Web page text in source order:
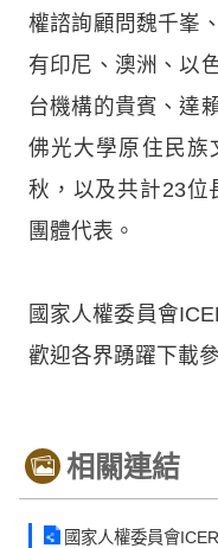
權諮詢顧問魏千峯
有印尼、澳洲、以
台機構的貴賓、達
佛光大學原住民族
秋，以及共計23位
團體代表。
國家人權委員會
歡迎各界踴躍下載
相關連結
國家人權委員會